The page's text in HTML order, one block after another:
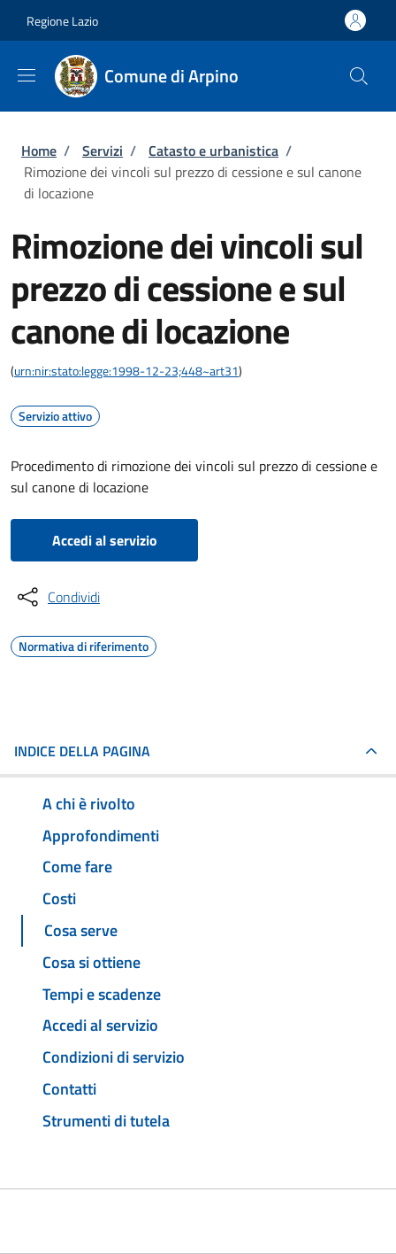
Regione Lazio
Comune di Arpino
Briciole di pane
Home / Servizi / Catasto e urbanistica /
Rimozione dei vincoli sul prezzo di cessione e sul canone
di locazione
Rimozione dei vincoli sul
prezzo di cessione e sul
canone di locazione
(urn:nir:stato:legge:1998-12-23;448~art31)
Servizio attivo
Procedimento di rimozione dei vincoli sul prezzo di cessione e
sul canone di locazione
Accedi al servizio
Condividi
Normativa di riferimento
INDICE DELLA PAGINA
A chi è rivolto
Approfondimenti
Come fare
Costi
Cosa serve
Cosa si ottiene
Tempi e scadenze
Accedi al servizio
Condizioni di servizio
Contatti
Strumenti di tutela